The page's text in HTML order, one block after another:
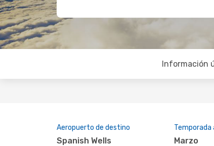
Información
Aeropuerto de destino
Spanish Wells
Temporada
marzo